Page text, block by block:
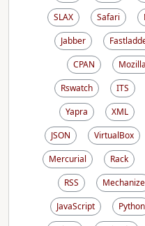
SLAX
Safari
Jabber
CPAN
Mozilla
Rswatch
ITS
Yapra
XML
JSON
VirtualBox
Mercurial
Rack
RSS
Mechanize
JavaScript
Python